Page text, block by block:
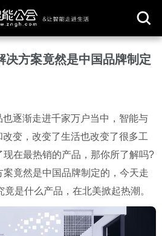
取
决方案竟然是中国品牌制定
逐渐走进千家万户当中，智能与
变，改变了生活也改变了很多工
在最热销的产品，那你所了解吗?
竟然是中国品牌制定的，今天走
是什么产品，在北美掀起热潮。